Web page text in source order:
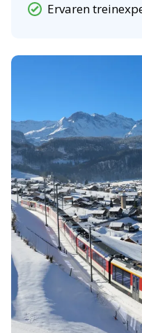
Ervaren